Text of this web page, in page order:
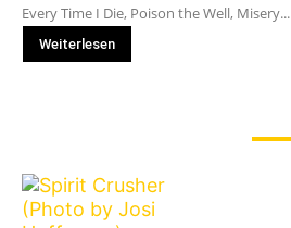
Every Time I Die, Poison the Well, Misery...
Weiterlesen